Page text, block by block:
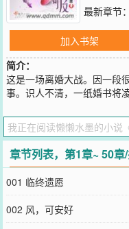
最新章节：
加入书架
简介：
这是一场离婚大战。因一段
事。识人不清，一纸婚书将
死你。我与你的距离不是天
及。你是我心灵的一片云，
——永驻心空。の谨以此书
QQ：246474889.
您要是觉得《
微博微信里的朋友推荐哦！
章节列表，第1章~ 50章
001 临终遗愿
002 风，可安好